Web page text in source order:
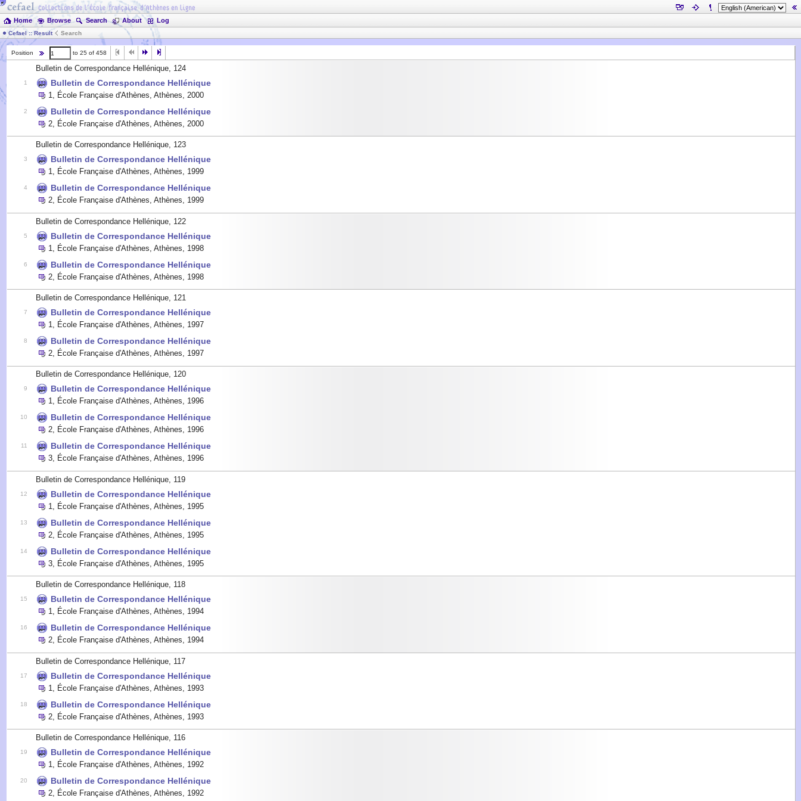
Home Browse Search About Log
Cefael :: Result Search
Position to 25 of 458
Bulletin de Correspondance Hellénique, 124
1 Bulletin de Correspondance Hellénique
1 École Française d'Athènes, Athènes 2000
2 Bulletin de Correspondance Hellénique
2 École Française d'Athènes, Athènes 2000
Bulletin de Correspondance Hellénique, 123
3 Bulletin de Correspondance Hellénique
1, École Française d'Athènes, Athènes, 1999
4 Bulletin de Correspondance Hellénique
2, École Française d'Athènes, Athènes, 1999
Bulletin de Correspondance Hellénique, 122
5 Bulletin de Correspondance Hellénique
1 École Française d'Athènes, Athènes 1998
6 Bulletin de Correspondance Hellénique
2 École Française d'Athènes, Athènes 1998
Bulletin de Correspondance Hellénique, 121
7 Bulletin de Correspondance Hellénique
1 École Française d'Athènes, Athènes 1997
8 Bulletin de Correspondance Hellénique
2 École Française d'Athènes, Athènes 1997
Bulletin de Correspondance Hellénique, 120
9 Bulletin de Correspondance Hellénique
1, École Française d'Athènes, Athènes, 1996
10 Bulletin de Correspondance Hellénique
2, École Française d'Athènes, Athènes, 1996
11 Bulletin de Correspondance Hellénique
3, École Française d'Athènes, Athènes, 1996
Bulletin de Correspondance Hellénique, 119
12 Bulletin de Correspondance Hellénique
1 École Française d'Athènes, Athènes 1995
13 Bulletin de Correspondance Hellénique
2 École Française d'Athènes, Athènes 1995
14 Bulletin de Correspondance Hellénique
3 École Française d'Athènes, Athènes 1995
Bulletin de Correspondance Hellénique, 118
15 Bulletin de Correspondance Hellénique
1, École Française d'Athènes, Athènes, 1994
16 Bulletin de Correspondance Hellénique
2, École Française d'Athènes, Athènes, 1994
Bulletin de Correspondance Hellénique, 117
17 Bulletin de Correspondance Hellénique
1 École Française d'Athènes, Athènes 1993
18 Bulletin de Correspondance Hellénique
2 École Française d'Athènes, Athènes 1993
Bulletin de Correspondance Hellénique, 116
19 Bulletin de Correspondance Hellénique
1 École Française d'Athènes, Athènes 1992
20 Bulletin de Correspondance Hellénique
2 École Française d'Athènes, Athènes 1992